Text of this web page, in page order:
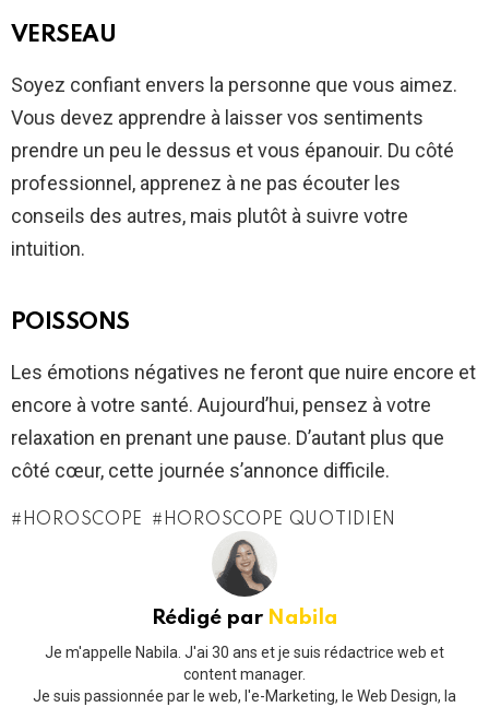
VERSEAU
Soyez confiant envers la personne que vous aimez.
Vous devez apprendre à laisser vos sentiments
prendre un peu le dessus et vous épanouir. Du côté
professionnel, apprenez à ne pas écouter les
conseils des autres, mais plutôt à suivre votre
intuition.
POISSONS
Les émotions négatives ne feront que nuire encore et
encore à votre santé. Aujourd’hui, pensez à votre
relaxation en prenant une pause. D’autant plus que
côté cœur, cette journée s’annonce difficile.
HOROSCOPE HOROSCOPE QUOTIDIEN
Rédigé par Nabila
Je m'appelle Nabila. J'ai 30 ans et je suis rédactrice web et
content manager.
Je suis passionnée par le web, l'e-Marketing, le Web Design, la